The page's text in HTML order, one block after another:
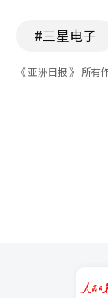
#三星电子
《 亚洲日报 》 所有